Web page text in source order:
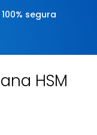
segura
HSM